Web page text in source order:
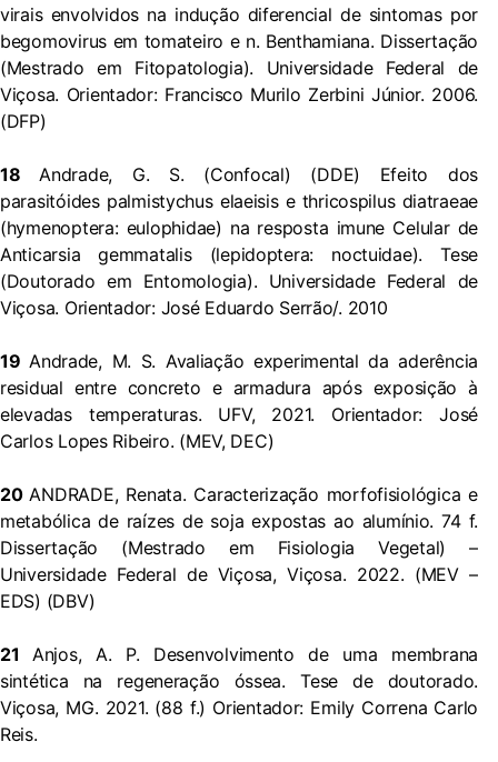
virais envolvidos na indução diferencial de sintomas por
begomovirus em tomateiro e n. Benthamiana. Dissertação
(Mestrado em Fitopatologia). Universidade Federal de
Viçosa. Orientador: Francisco Murilo Zerbini Júnior. 2006.
(DFP)
18Andrade, G. S. (Confocal) (DDE) Efeito dos
parasitóides palmistychus elaeisis e thricospilus diatraeae
(hymenoptera: eulophidae) na resposta imune Celular de
Anticarsia gemmatalis (lepidoptera: noctuidae). Tese
(Doutorado em Entomologia). Universidade Federal de
Viçosa. Orientador: José Eduardo Serrão/. 2010
19Andrade, M. S. Avaliação experimental da aderência
residual entre concreto e armadura após exposição à
elevadas temperaturas. UFV, 2021. Orientador: José
Carlos Lopes Ribeiro. (MEV, DEC)
20ANDRADE, Renata. Caracterização morfofisiológica e
metabólica de raízes de soja expostas ao alumínio. 74 f.
Dissertação (Mestrado em Fisiologia Vegetal) –
Universidade Federal de Viçosa, Viçosa. 2022. (MEV –
EDS) (DBV)
21Anjos, A. P. Desenvolvimento de uma membrana
sintética na regeneração óssea. Tese de doutorado.
Viçosa, MG. 2021. (88 f.) Orientador: Emily Correna Carlo
Reis.